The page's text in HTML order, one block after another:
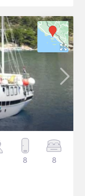
8 8